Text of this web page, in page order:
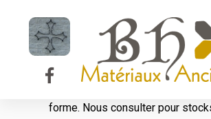
Plateau de
en
Possibilité de choisir sur commande le
forme. Nous consulter pour